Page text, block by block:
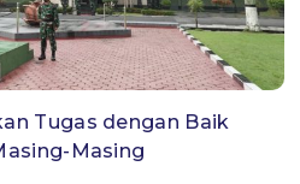
Tugas dengan Baik
Masing